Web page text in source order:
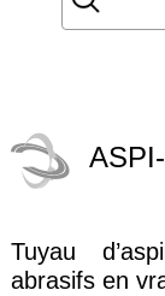
Onduleux
Gaines
Accessoires
Tuyau
abrasifs en